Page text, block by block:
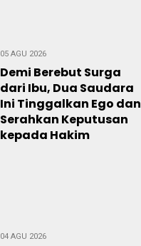
05 AGU 2026
Demi Berebut Surga
dari Ibu, Dua Saudara
Ini Tinggalkan Ego dan
Serahkan Keputusan
kepada Hakim
04 AGU 2026